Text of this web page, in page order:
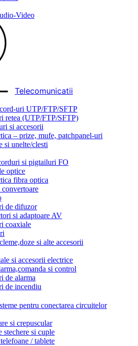
Video
Telecomunicatii
uri UTP/FTP/SFTP
retea (UTP/FTP/SFTP)
si accesorii
– prize, mufe, patchpanel-uri
si unelte/clesti
si pigtailuri FO
optice
fibra optica
de difuzor
si adaptoare AV
coaxiale
si alte accesorii
si accesorii electrice
si control
de alarma
de incendiu
pentru conectarea circuitelor
si crepuscular
stechere si cuple
/ tablete